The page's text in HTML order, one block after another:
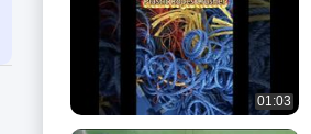
01:03